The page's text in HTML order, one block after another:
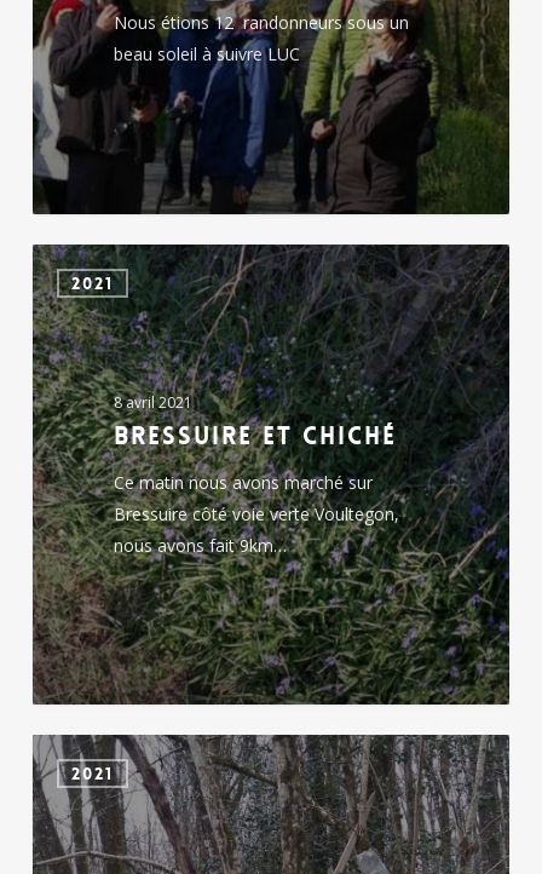
Nous étions 12 randonneurs sous un
beau soleil à suivre LUC
Bressuire
et
Chiché
2021
8 avril 2021
Bressuire et Chiché
Ce matin nous avons marché sur
Bressuire côté voie verte Voultegon,
nous avons fait 9km…
La
Chapelle
Saint
Laurent
2021